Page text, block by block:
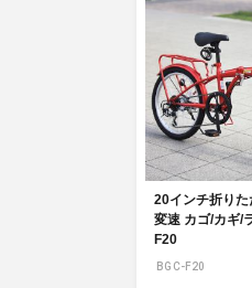
20インチ折り
変速 カゴ/カギ/
F20
BGC-F20